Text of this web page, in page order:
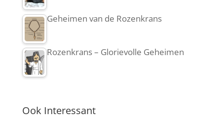
Geheimen van de Rozenkrans
Rozenkrans – Glorievolle Geheimen
Ook Interessant